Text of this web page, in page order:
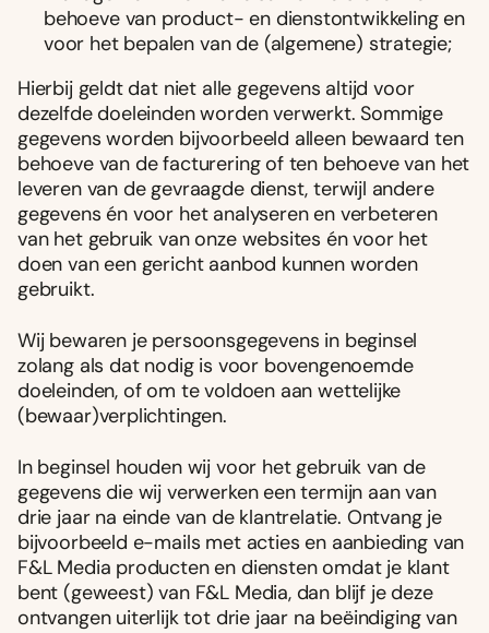
behoeve van product- en dienstontwikkeling en
voor het bepalen van de (algemene) strategie;
Hierbij geldt dat niet alle gegevens altijd voor
dezelfde doeleinden worden verwerkt. Sommige
gegevens worden bijvoorbeeld alleen bewaard ten
behoeve van de facturering of ten behoeve van het
leveren van de gevraagde dienst, terwijl andere
gegevens én voor het analyseren en verbeteren
van het gebruik van onze websites én voor het
doen van een gericht aanbod kunnen worden
gebruikt.
Wij bewaren je persoonsgegevens in beginsel
zolang als dat nodig is voor bovengenoemde
doeleinden, of om te voldoen aan wettelijke
(bewaar)verplichtingen.
In beginsel houden wij voor het gebruik van de
gegevens die wij verwerken een termijn aan van
drie jaar na einde van de klantrelatie. Ontvang je
bijvoorbeeld e-mails met acties en aanbieding van
F&L Media producten en diensten omdat je klant
bent (geweest) van F&L Media, dan blijf je deze
ontvangen uiterlijk tot drie jaar na beëindiging van